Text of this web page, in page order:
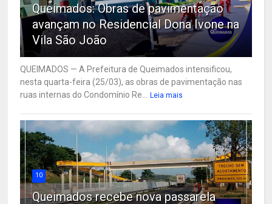
Queimados: Obras de pavimentação
avançam no Residencial Dona Ivone na
Vila São João
QUEIMADOS — A Prefeitura de Queimados intensificou,
nesta quarta-feira (25/03), as obras de pavimentação nas
ruas internas do Condomínio Re...
Leia mais
10
Queimados recebe nova passarela